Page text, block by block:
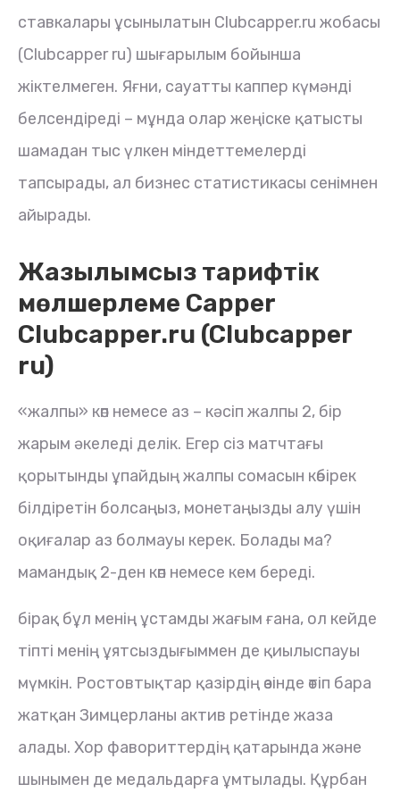
ставкалары ұсынылатын Clubcapper.ru жобасы
(Clubcapper ru) шығарылым бойынша
жіктелмеген. Яғни, сауатты каппер күмәнді
белсендіреді – мұнда олар жеңіске қатысты
шамадан тыс үлкен міндеттемелерді
тапсырады, ал бизнес статистикасы сенімнен
айырады.
Жазылымсыз тарифтік
мөлшерлеме Capper
Clubcapper.ru (Clubcapper
ru)
«жалпы» көп немесе аз – кәсіп жалпы 2, бір
жарым әкеледі делік. Егер сіз матчтағы
қорытынды ұпайдың жалпы сомасын көбірек
білдіретін болсаңыз, монетаңызды алу үшін
оқиғалар аз болмауы керек. Болады ма?
мамандық 2-ден көп немесе кем береді.
бірақ бұл менің ұстамды жағым ғана, ол кейде
тіпті менің ұятсыздығыммен де қиылыспауы
мүмкін. Ростовтықтар қазірдің өзінде өтіп бара
жатқан Зимцерланы актив ретінде жаза
алады. Хор фавориттердің қатарында және
шынымен де медальдарға ұмтылады. Құрбан